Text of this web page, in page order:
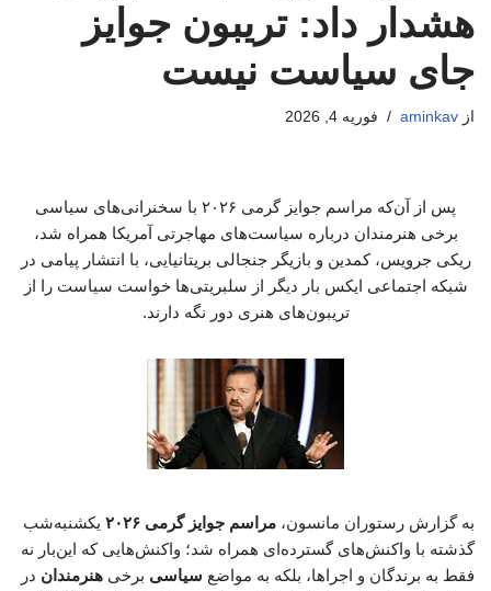
هشدار داد: تریبون جوایز
جای سیاست نیست
از aminkav فوریه 4, 2026
پس از آن‌که مراسم جوایز گرمی ۲۰۲۶ با سخنرانی‌های سیاسی
برخی هنرمندان درباره سیاست‌های مهاجرتی آمریکا همراه شد،
ریکی جرویس، کمدین و بازیگر جنجالی بریتانیایی، با انتشار پیامی در
شبکه اجتماعی ایکس بار دیگر از سلبریتی‌ها خواست سیاست را از
تریبون‌های هنری دور نگه دارند.
به گزارش رستوران مانسون، مراسم جوایز گرمی ۲۰۲۶ یکشنبه‌شب
گذشته با واکنش‌های گسترده‌ای همراه شد؛ واکنش‌هایی که این‌بار نه
فقط به برندگان و اجراها، بلکه به مواضع سیاسی برخی هنرمندان در